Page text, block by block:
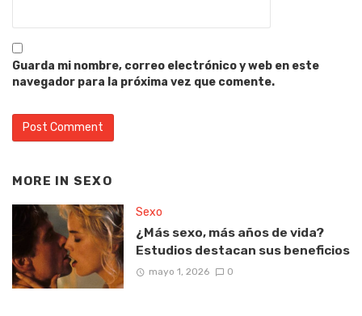
Guarda mi nombre, correo electrónico y web en este
navegador para la próxima vez que comente.
MORE IN SEXO
Sexo
¿Más sexo, más años de vida?
Estudios destacan sus beneficios
mayo 1, 2026 0